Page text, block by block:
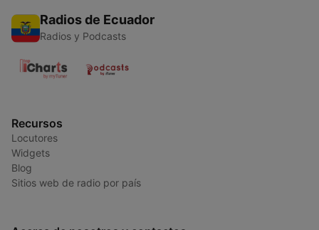
Radios de Ecuador
Radios y Podcasts
Recursos
Locutores
Widgets
Blog
Sitios web de radio por país